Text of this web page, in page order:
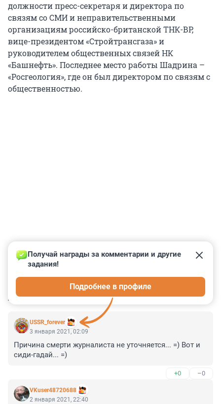
должности пресс-секретаря и директора по
связям со СМИ и неправительственными
организациям российско-британской ТНК-ВР,
вице-президентом «Стройтрансгаза» и
руководителем общественных связей НК
«Башнефть». Последнее место работы Шадрина –
«Росгеология», где он был директором по связям с
общественностью.
КОММЕНТАРИИ 3
USSR_forever
Получай награды за комментарии и другие
задания!
Подробнее в профиле
3 января 2021, 02:09
Причина смерти журналиста не уточняется... =) Вот и
сиди-гадай... =)
+0 –0
VKuser48720688
2 января 2021, 22:40